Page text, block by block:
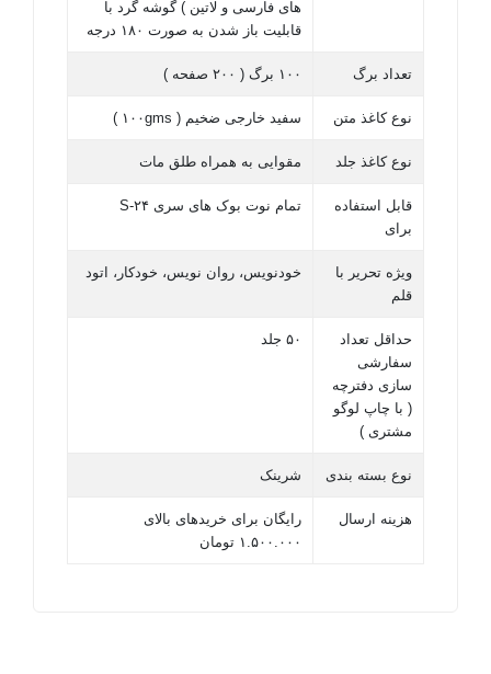
های فارسی و لاتین ) گوشه گرد با
قابلیت باز شدن به صورت ۱۸۰ درجه
تعداد برگ ۱۰۰ برگ ( ۲۰۰ صفحه )
نوع کاغذ متن سفید خارجی ضخیم ( ۱۰۰gms )
نوع کاغذ جلد مقوایی به همراه طلق مات
قابل استفاده
برای
تمام نوت بوک های سری S-۲۴
ویژه تحریر با
قلم
خودنویس، روان نویس، خودکار، اتود
حداقل تعداد
سفارشی
سازی دفترچه
( با چاپ لوگو
مشتری )
۵۰ جلد
نوع بسته بندی شرینک
هزینه ارسال
رایگان برای خریدهای بالای
۱.۵۰۰.۰۰۰ تومان